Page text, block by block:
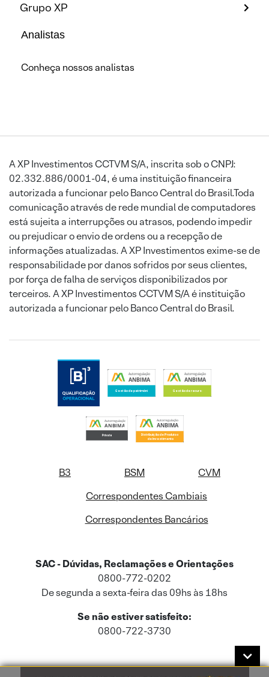
Grupo XP
Analistas
Conheça nossos analistas
A XP Investimentos CCTVM S/A, inscrita sob o CNPJ:
02.332.886/0001-04, é uma instituição financeira
autorizada a funcionar pelo Banco Central do Brasil.Toda
comunicação através de rede mundial de computadores
está sujeita a interrupções ou atrasos, podendo impedir
ou prejudicar o envio de ordens ou a recepção de
informações atualizadas. A XP Investimentos exime-se de
responsabilidade por danos sofridos por seus clientes,
por força de falha de serviços disponibilizados por
terceiros. A XP Investimentos CCTVM S/A é instituição
autorizada a funcionar pelo Banco Central do Brasil.
B3 BSM
CVM
Correspondentes Cambiais
Correspondentes Bancários
SAC - Dúvidas, Reclamações e Orientações
0800-772-0202
De segunda a sexta-feira das 09hs às 18hs
Se não estiver satisfeito:
0800-722-3730